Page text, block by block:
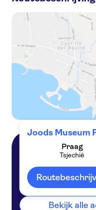
Online audiogids voor de
Joods Museum
Praag
Tsjechië
Bekijk alle